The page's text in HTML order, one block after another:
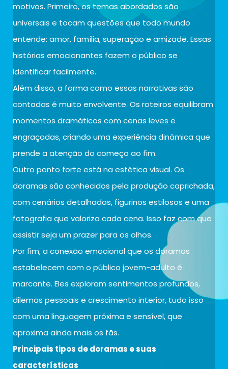
motivos. Primeiro, os temas abordados são
universais e tocam questões que todo mundo
entende: amor, família, superação e amizade. Essas
histórias emocionantes fazem o público se
identificar facilmente.
Além disso, a forma como essas narrativas são
contadas é muito envolvente. Os roteiros equilibram
momentos dramáticos com cenas leves e
engraçadas, criando uma experiência dinâmica que
prende a atenção do começo ao fim.
Outro ponto forte está na estética visual. Os
doramas são conhecidos pela produção caprichada,
com cenários detalhados, figurinos estilosos e uma
fotografia que valoriza cada cena. Isso faz com que
assistir seja um prazer para os olhos.
Por fim, a conexão emocional que os doramas
estabelecem com o público jovem-adulto é
marcante. Eles exploram sentimentos profundos,
dilemas pessoais e crescimento interior, tudo isso
com uma linguagem próxima e sensível, que
aproxima ainda mais os fãs.
Principais tipos de doramas e suas
características